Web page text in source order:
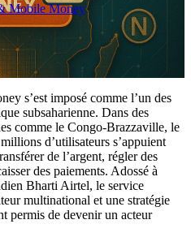
Mobile Money
s’est imposé comme l’un des
subsaharienne. Dans des
comme le Congo-Brazzaville, le
d’utilisateurs s’appuient
de l’argent, régler des
des paiements. Adossé à
Bharti Airtel, le service
multinational et une stratégie
permis de devenir un acteur